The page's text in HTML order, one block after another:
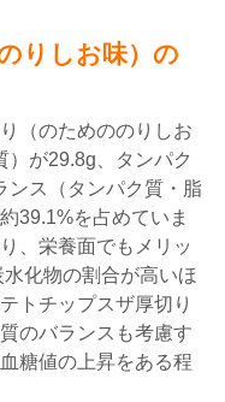
りしお味）の
（のためののりしお
が29.8g、タンパク
ンス（タンパク質・脂
39.1%を占めていま
、栄養面でもメリッ
化物の割合が高いほ
トチップスザ厚切り
のバランスも考慮す
糖値の上昇をある程